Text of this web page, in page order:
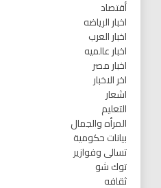
أقتصاد
اخبار الرياضه
اخبار العرب
اخبار عالميه
اخبار مصر
اخر الاخبار
اشعار
التعليم
المرأه والجمال
بيانات حكومية
تسالى وفوازير
توك شو
ثقافه